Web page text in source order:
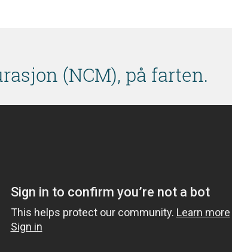
(NCM), på farten.